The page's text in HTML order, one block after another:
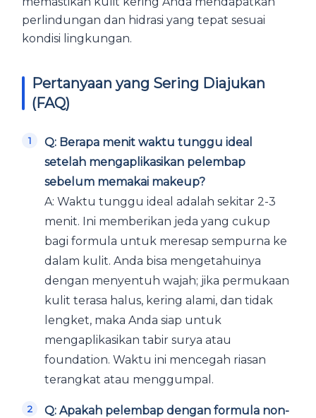
perlindungan dan hidrasi yang tepat sesuai
kondisi lingkungan.
Pertanyaan yang Sering Diajukan
(FAQ)
Q: Berapa menit waktu tunggu ideal
setelah mengaplikasikan pelembap
sebelum memakai makeup?
A: Waktu tunggu ideal adalah sekitar 2-3
menit. Ini memberikan jeda yang cukup
bagi formula untuk meresap sempurna ke
dalam kulit. Anda bisa mengetahuinya
dengan menyentuh wajah; jika permukaan
kulit terasa halus, kering alami, dan tidak
lengket, maka Anda siap untuk
mengaplikasikan tabir surya atau
foundation. Waktu ini mencegah riasan
terangkat atau menggumpal.
Q: Apakah pelembap dengan formula non-